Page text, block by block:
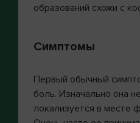
образований схожи с
Симптомы
Первый обычный
боль. Изначально она
локализуется в месте